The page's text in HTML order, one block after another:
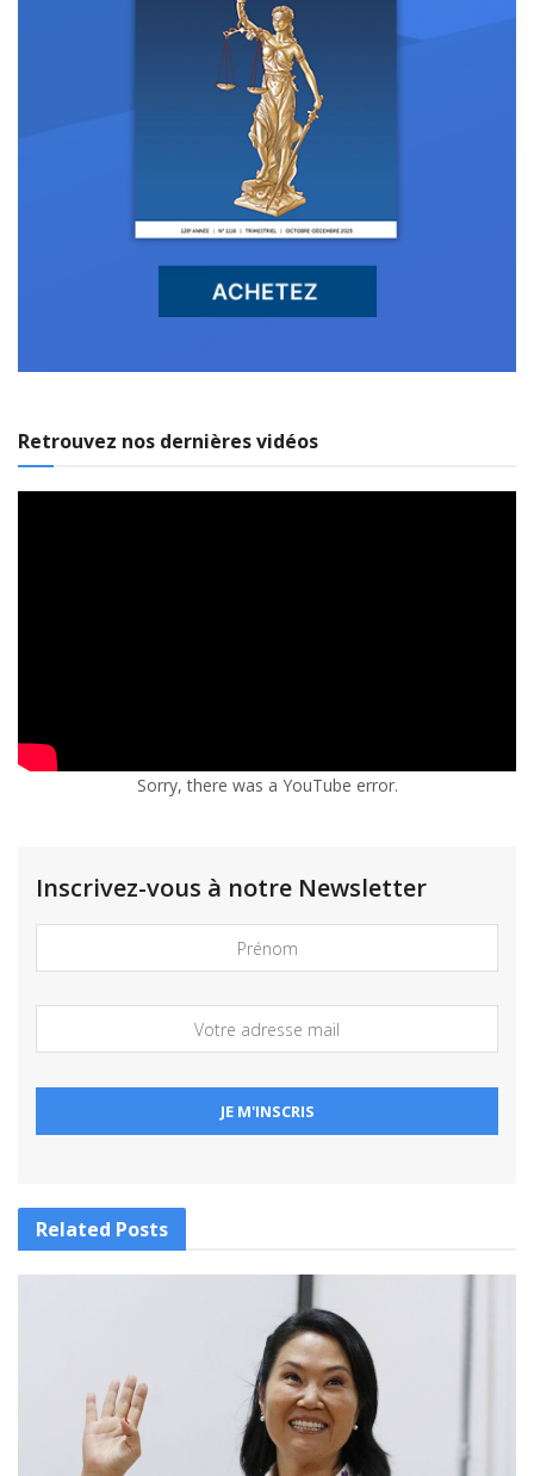
Retrouvez nos dernières vidéos
Sorry, there was a YouTube error.
Inscrivez-vous à notre Newsletter
Related Posts